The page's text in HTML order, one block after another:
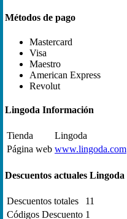
Métodos de pago
Mastercard
Visa
Maestro
American Express
Revolut
Lingoda Información
Tienda
Lingoda
Página web www.lingoda.com
Descuentos actuales Lingoda
Descuentos totales
11
Códigos Descuento 1